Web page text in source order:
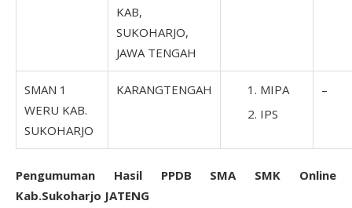
KAB,
SUKOHARJO,
JAWA TENGAH
SMAN 1
WERU KAB.
SUKOHARJO
KARANGTENGAH
MIPA
IPS
–
Pengumuman Hasil PPDB SMA SMK Online
Kab.Sukoharjo JATENG